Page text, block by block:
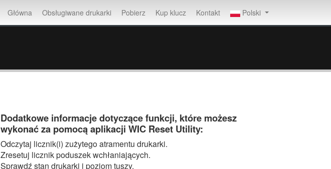
Główna Obsługiwane drukarki Pobierz Kup klucz Kontakt Polski
Dodatkowe informacje dotyczące funkcji, które możesz
wykonać za pomocą aplikacji WIC Reset Utility:
Odczytaj licznik(i) zużytego atramentu drukarki.
Zresetuj licznik poduszek wchłaniających.
Sprawdź stan drukarki i poziom tuszy.